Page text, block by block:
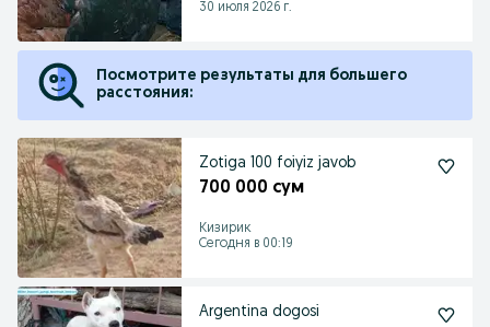
30 июля 2026 г.
Посмотрите результаты для большего
расстояния:
Zotiga 100 foiyiz javob
700 000 сум
Кизирик
Сегодня в 00:19
Argentina dogosi